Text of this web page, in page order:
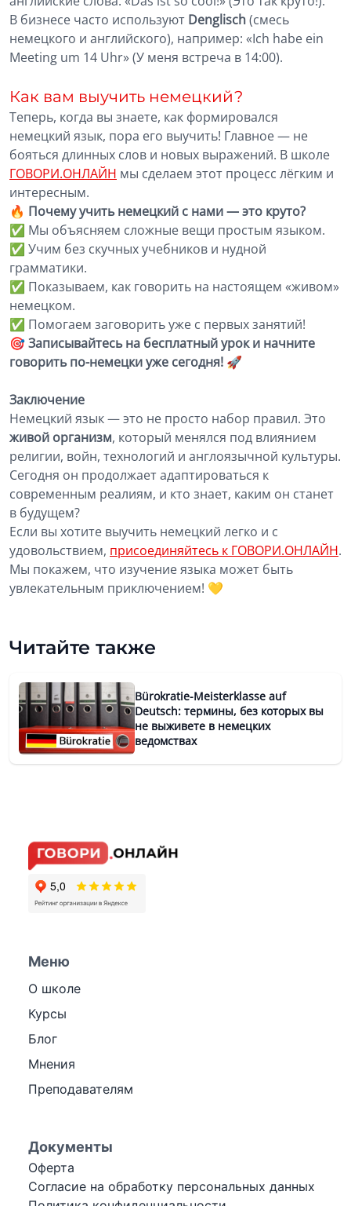
В бизнесе часто используют Denglisch(смесь
немецкого и английского), например: «Ich habe ein
Meeting um 14 Uhr» (У меня встреча в 14:00).
Как вам выучить немецкий?
Теперь, когда вы знаете, как формировался
немецкий язык, пора его выучить! Главное — не
бояться длинных слов и новых выражений. В школе
ГОВОРИ.ОНЛАЙН мы сделаем этот процесс лёгким и
интересным.
🔥 Почему учить немецкий с нами — это круто?
✅ Мы объясняем сложные вещи простым языком.
✅ Учим без скучных учебников и нудной
грамматики.
✅ Показываем, как говорить на настоящем «живом»
немецком.
✅ Помогаем заговорить уже с первых занятий!
🎯Записывайтесь на бесплатный урок и начните
говорить по-немецки уже сегодня! 🚀
Заключение
Немецкий язык — это не просто набор правил. Это
живой организм, который менялся под влиянием
религии, войн, технологий и англоязычной культуры.
Сегодня он продолжает адаптироваться к
современным реалиям, и кто знает, каким он станет
в будущем?
Если вы хотите выучить немецкий легко и с
удовольствием, присоединяйтесь к ГОВОРИ.ОНЛАЙН.
Мы покажем, что изучение языка может быть
увлекательным приключением! 💛
Читайте также
Bürokratie-Meisterklasse auf
Deutsch: термины, без которых вы
не выживете в немецких
ведомствах
Меню
О школе
Курсы
Блог
Мнения
Преподавателям
Документы
Оферта
Согласие на обработку персональных данных